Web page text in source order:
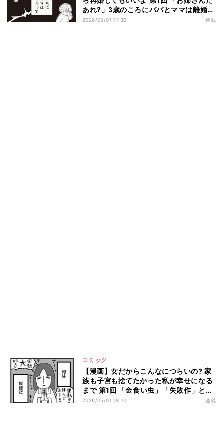
あれ?」3歳のころにパパとママは離婚、
ある日家に来たのは…
2026/05/01 11:30 連載
コミック
【漫画】女だからこんなにつらいの? 家
族も子宮も捨てたかった私が幸せになる
まで 第1回 「金食い虫」「失敗作」と言
われ…理不尽な父と奴隷の母、これが私
2026/05/01 18:10 連載